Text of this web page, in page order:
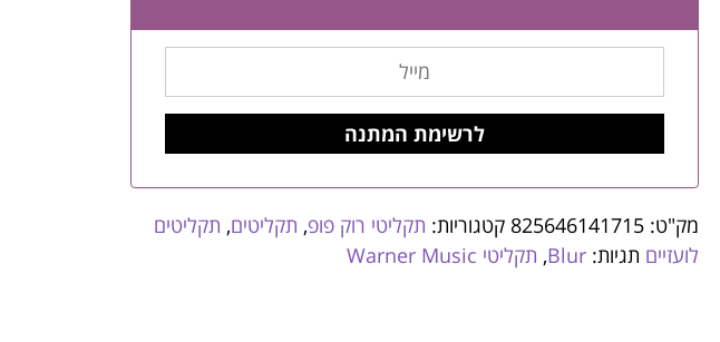
מק"ט: 825646141715 קטגוריות: תקליטי רוק פופ, תקליטים, תקליטים
לועזיים תגיות: Blur
, תקליטי Warner Music